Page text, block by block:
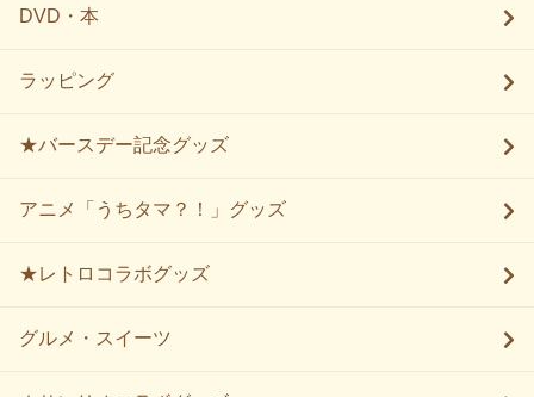
DVD・本
ラッピング
★バースデー記念グッズ
アニメ「うちタマ？！」グッズ
★レトロコラボグッズ
グルメ・スイーツ